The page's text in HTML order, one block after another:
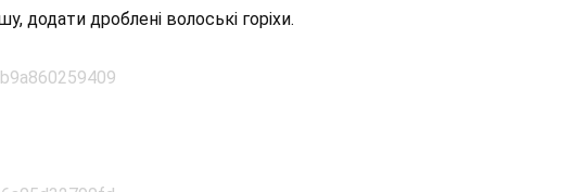
додати дроблені волоські горіхи.